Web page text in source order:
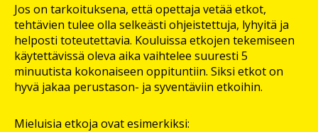
Jos on tarkoituksena, että opettaja vetää etkot,
tehtävien tulee olla selkeästi ohjeistettuja, lyhyitä ja
helposti toteutettavia. Kouluissa etkojen tekemiseen
käytettävissä oleva aika vaihtelee suuresti 5
minuutista kokonaiseen oppituntiin. Siksi etkot on
hyvä jakaa perustason- ja syventäviin etkoihin.
Mieluisia etkoja ovat esimerkiksi: